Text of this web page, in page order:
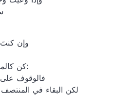
وإن كنتَ
كن كالممرّ بين التواضع والكبرياء:
فالوقوف
لكن البقاء في